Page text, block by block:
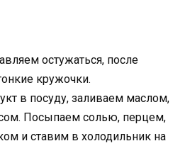
остужаться, после
кружочки.
в посуду, заливаем маслом,
Посыпаем солью, перцем,
и ставим в холодильник на